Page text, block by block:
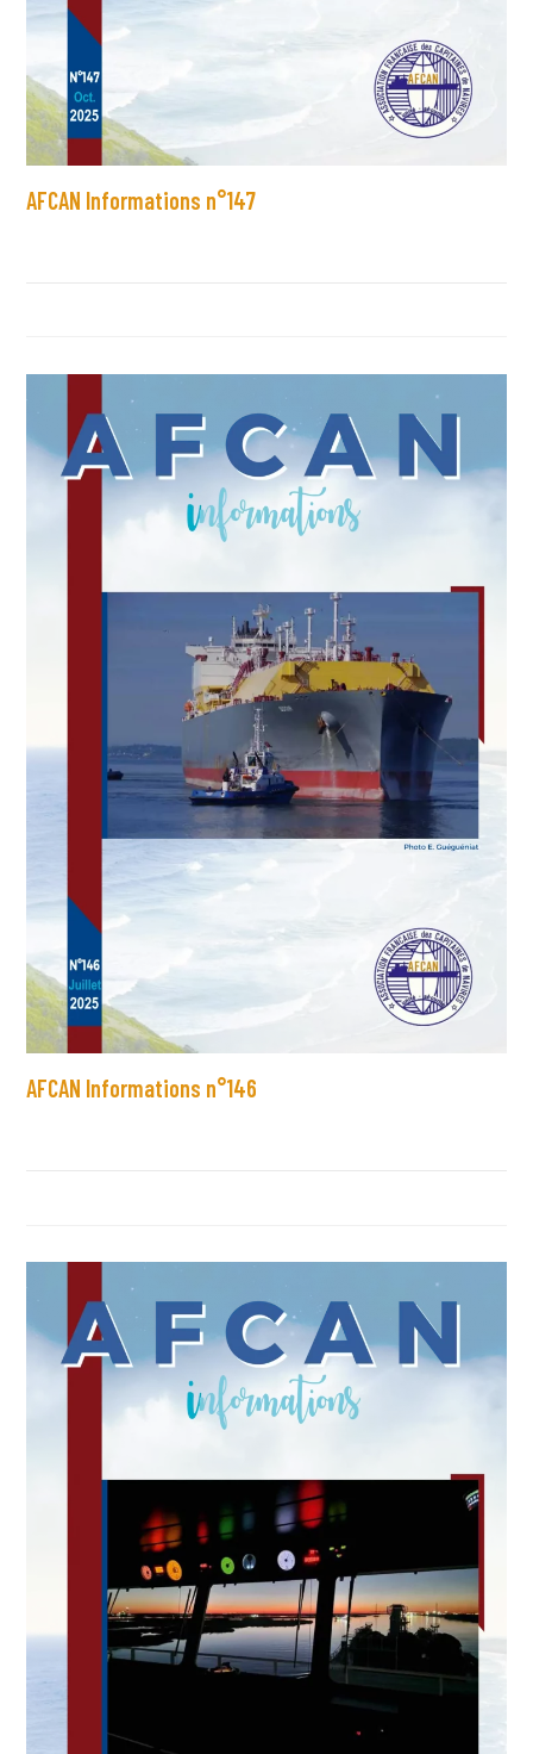
AFCAN Informations n°147
AFCAN Informations n°146